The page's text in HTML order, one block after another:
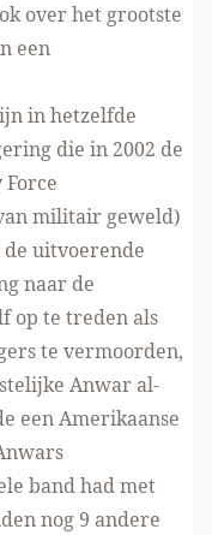
over het grootste
een
in hetzelfde
die in 2002 de
militair geweld)
uitvoerende
naar de
op te treden als
te vermoorden,
Anwar al-
een Amerikaanse
band had met
nog 9 andere